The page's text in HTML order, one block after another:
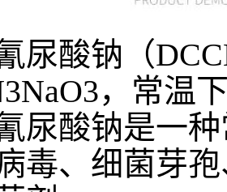
尿酸钠（
，常温
尿酸钠是一
毒、细菌芽